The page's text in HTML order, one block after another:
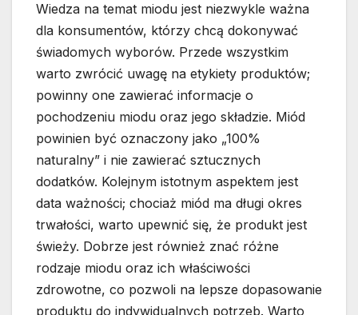
Wiedza na temat miodu jest niezwykle ważna
dla konsumentów, którzy chcą dokonywać
świadomych wyborów. Przede wszystkim
warto zwrócić uwagę na etykiety produktów;
powinny one zawierać informacje o
pochodzeniu miodu oraz jego składzie. Miód
powinien być oznaczony jako „100%
naturalny” i nie zawierać sztucznych
dodatków. Kolejnym istotnym aspektem jest
data ważności; chociaż miód ma długi okres
trwałości, warto upewnić się, że produkt jest
świeży. Dobrze jest również znać różne
rodzaje miodu oraz ich właściwości
zdrowotne, co pozwoli na lepsze dopasowanie
produktu do indywidualnych potrzeb. Warto